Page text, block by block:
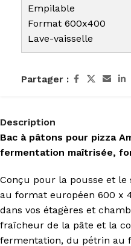
Empilable
Format 600x400
Lave-vaisselle
Partager :
Description
Bac à pâtons pour pizza
fermentation maîtrisée,
Conçu pour la pousse et le
au format européen 600 x
dans vos étagères et
fraîcheur de la pâte et la
fermentation, du pétrin au